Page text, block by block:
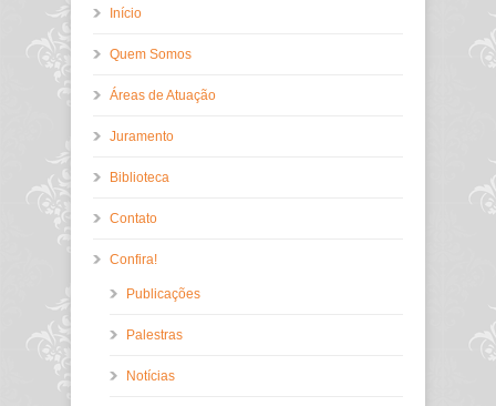
Início
Quem Somos
Áreas de Atuação
Juramento
Biblioteca
Contato
Confira!
Publicações
Palestras
Notícias